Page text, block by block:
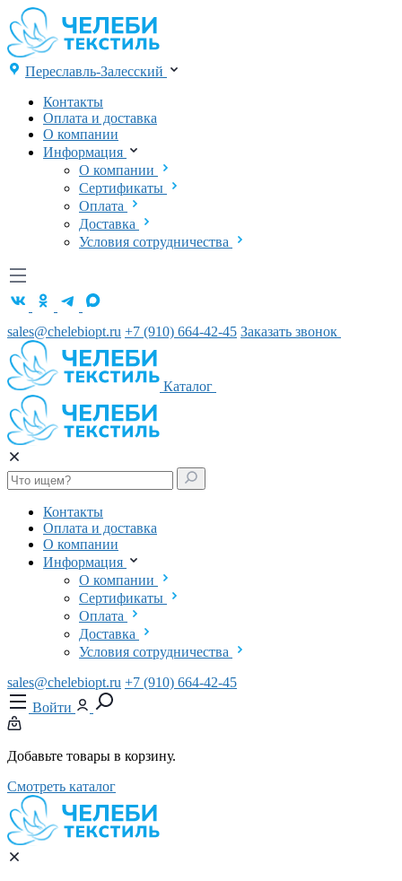
Переславль-Залесский
Контакты
Оплата и доставка
О компании
Информация
О компании
Сертификаты
Оплата
Доставка
Условия сотрудничества
sales@chelebiopt.ru +7 (910) 664-42-45 Заказать звонок
Каталог
Контакты
Оплата и доставка
О компании
Информация
О компании
Сертификаты
Оплата
Доставка
Условия сотрудничества
sales@chelebiopt.ru +7 (910) 664-42-45
Войти
Добавьте товары в корзину.
Смотреть каталог